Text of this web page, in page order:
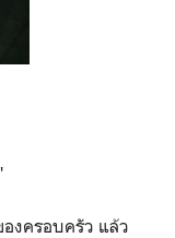
งครอบครัว แล้ว